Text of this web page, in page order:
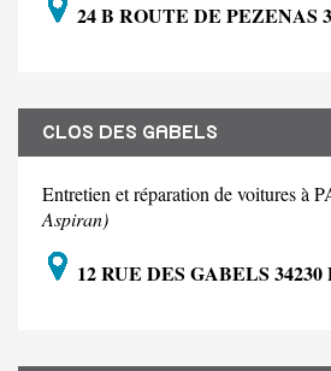
24 B ROUTE DE PEZENAS
CLOS DES GABELS
Entretien et réparation de voitures à
Aspiran)
12 RUE DES GABELS